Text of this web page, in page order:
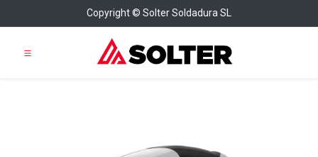
Copyright © Solter Soldadura SL